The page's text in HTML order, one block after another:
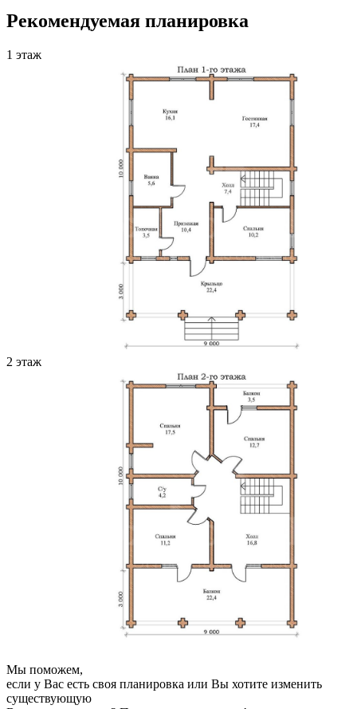
Рекомендуемая планировка
1 этаж
2 этаж
Мы поможем,
если у Вас есть своя планировка или Вы хотите изменить
существующую